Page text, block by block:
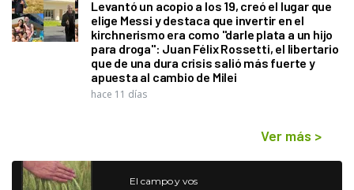
Levantó un acopio a los 19, creó el lugar que
elige Messi y destaca que invertir en el
kirchnerismo era como "darle plata a un hijo
para droga": Juan Félix Rossetti, el libertario
que de una dura crisis salió más fuerte y
apuesta al cambio de Milei
hace 11 días
Ver más >
El campo y vos